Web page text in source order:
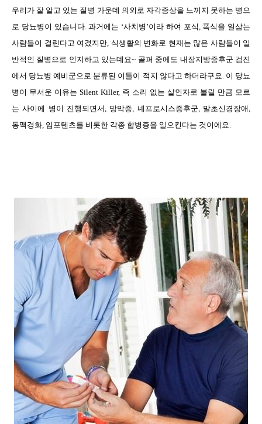
우리가 잘 알고 있는 질병 가운데 의외로 자각증상을 느끼지 못하는 병으
로 당뇨병이 있습니다.과거에는 ‘사치병 ’이라 하여 포식 폭식을 일삼는
사람들이 걸린다고 여겼지만 식생활의 변화로 현재는 많은 사람들이 일
반적인 질병으로 인지하고 있는데요~ 골퍼 중에도 내장지방증후군 검진
에서 당뇨병 예비군으로 분류된 이들이 적지 않다고 하더라구요 이 당뇨
병이 무서운 이유는 Silent Killer, 즉 소리 없는 살인자로 불릴 만큼 모르
는 사이에 병이 진행되면서
망막증 네프로시스증후군 말초신경장애
동맥경화 임포텐츠를 비롯한 각종 합병증을 일으킨다는 것이에요